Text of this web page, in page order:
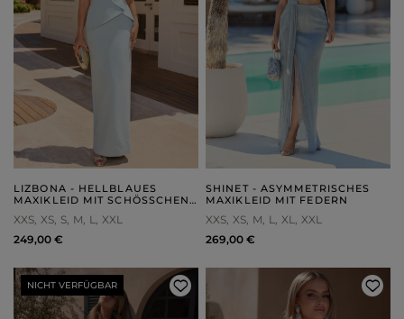
LIZBONA - HELLBLAUES
MAXIKLEID MIT SCHÖSSCHEN U
LUME
XXS XS S M L XXL
249,00 €
SHINET - ASYMMETRISCHES
MAXIKLEID MIT FEDERN
XXS XS M L XL XXL
269,00 €
NICHT VERFÜGBAR